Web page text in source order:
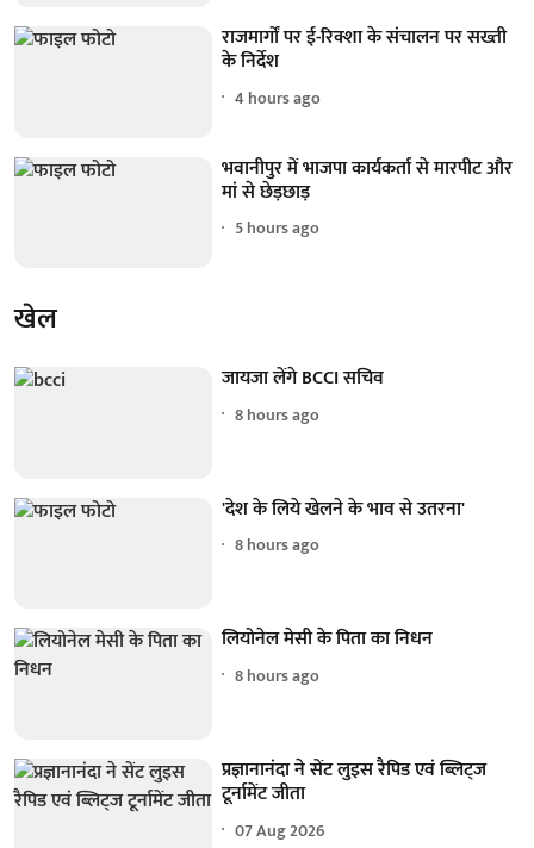
राजमार्गों पर ई-रिक्शा के संचालन पर सख्ती
के निर्देश
4 hours ago
भवानीपुर में भाजपा कार्यकर्ता से मारपीट और
मां से छेड़छाड़
5 hours ago
खेल
जायजा लेंगे BCCI सचिव
8 hours ago
'देश के लिये खेलने के भाव से उतरना'
8 hours ago
लियोनेल मेसी के पिता का निधन
8 hours ago
प्रज्ञानानंदा ने सेंट लुइस रैपिड एवं ब्लिट्ज
टूर्नामेंट जीता
07 Aug 2026